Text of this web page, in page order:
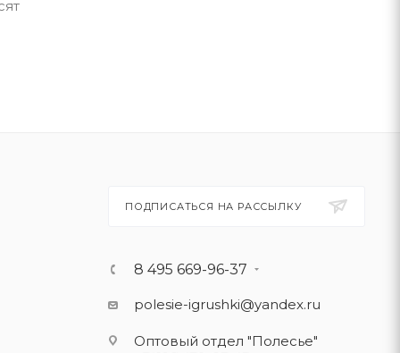
ПОДПИСАТЬСЯ НА РАССЫЛКУ
8 495 669-96-37
polesie-igrushki@yandex.ru
Оптовый отдел "Полесье"